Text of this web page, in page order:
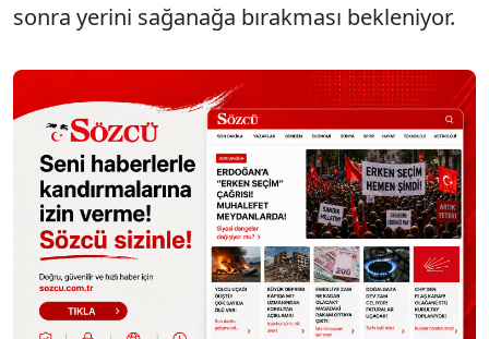
sonra yerini sağanağa bırakması bekleniyor.